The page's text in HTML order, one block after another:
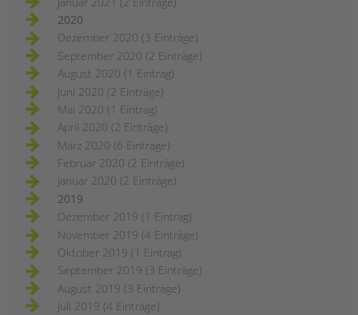
2020
Dezember 2020 (3 Einträge)
September 2020 (2 Einträge)
August 2020 (1 Eintrag)
Juni 2020 (2 Einträge)
Mai 2020 (1 Eintrag)
April 2020 (2 Einträge)
März 2020 (6 Einträge)
Februar 2020 (2 Einträge)
Januar 2020 (2 Einträge)
2019
Dezember 2019 (1 Eintrag)
November 2019 (4 Einträge)
Oktober 2019 (1 Eintrag)
September 2019 (3 Einträge)
August 2019 (3 Einträge)
Juli 2019 (4 Einträge)